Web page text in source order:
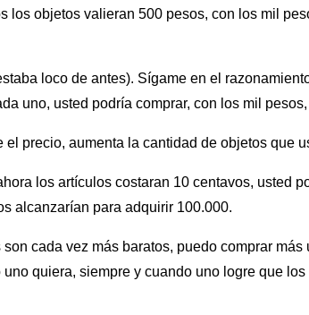
los objetos valieran 500 pesos, con los mil
loco de antes). Sígame en el
uno, usted podría comprar, con los mil
el precio, aumenta la cantidad de objetos que
los artículos costaran 10 centavos, usted
alcanzarían para adquirir 100.000.
cada vez más baratos, puedo comprar
quiera, siempre y cuando uno logre que